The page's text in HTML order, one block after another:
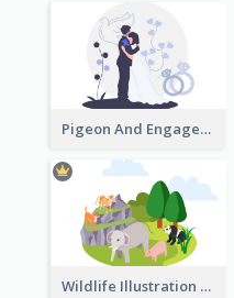
Pigeon And Engagement Illustration
Wildlife Illustration